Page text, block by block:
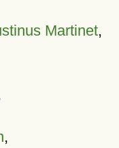
Martinet,
,